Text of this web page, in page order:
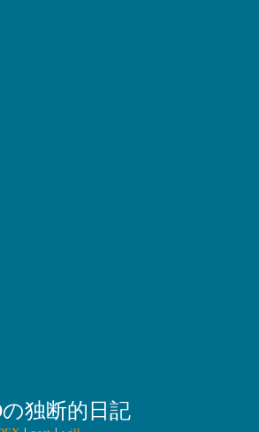
の独断的日記